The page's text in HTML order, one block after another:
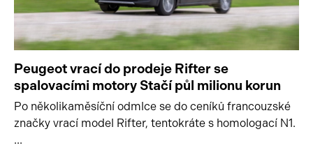
Peugeot vrací do prodeje Rifter se
spalovacími motory Stačí půl milionu korun
Po několikaměsíční odmlce se do ceníků francouzské
značky vrací model Rifter, tentokráte s homologací N1.
...